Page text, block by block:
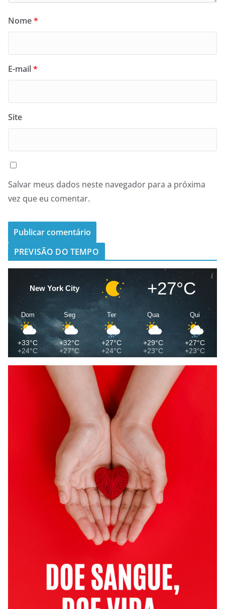
Nome*
E-mail*
Site
Salvar meus dados neste navegador para a próxima
vez que eu comentar.
PREVISÃO DO TEMPO
New York City +27°C
Dom
+33°C
+24°C
Seg
+32°C
+27°C
Ter
+27°C
+24°C
Qua
+29°C
+23°C
Qui
+27°C
+23°C